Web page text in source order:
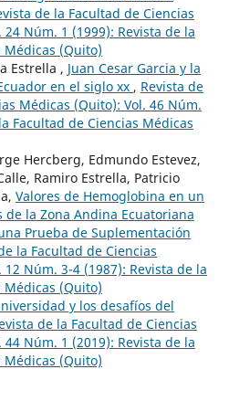
de la Facultad de Ciencias
Núm. 1 (1999): Revista de la
Médicas (Quito)
Estrella , Juan Cesar Garcia y la
en el siglo xx , Revista de
Médicas (Quito): Vol. 46 Núm.
Facultad de Ciencias Médicas
Hercberg, Edmundo Estevez,
Ramiro Estrella, Patricio
Valores de Hemoglobina en un
la Zona Andina Ecuatoriana
Prueba de Suplementación
la Facultad de Ciencias
Núm. 3-4 (1987): Revista de la
Médicas (Quito)
y los desafíos del
de la Facultad de Ciencias
Núm. 1 (2019): Revista de la
Médicas (Quito)